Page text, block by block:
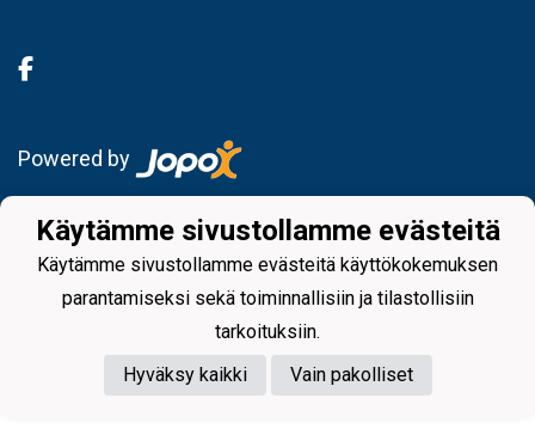
Powered by
Käytämme sivustollamme evästeitä
Käytämme sivustollamme evästeitä käyttökokemuksen
parantamiseksi sekä toiminnallisiin ja tilastollisiin
tarkoituksiin.
Hyväksy kaikki
Vain pakolliset